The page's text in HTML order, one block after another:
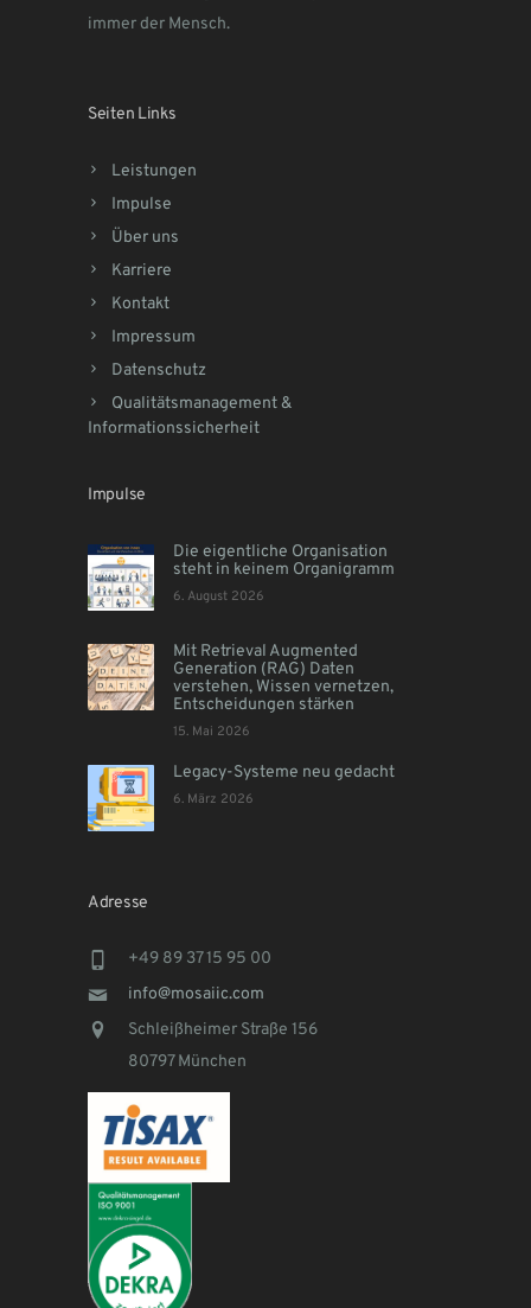
immer der Mensch.
Seiten Links
Leistungen
Impulse
Über uns
Karriere
Kontakt
Impressum
Datenschutz
Qualitätsmanagement &
Informationssicherheit
Impulse
Die eigentliche Organisation
steht in keinem Organigramm
6. August 2026
Mit Retrieval Augmented
Generation (RAG) Daten
verstehen, Wissen vernetzen,
Entscheidungen stärken
15. Mai 2026
Legacy-Systeme neu gedacht
6. März 2026
Adresse
+49 89 37 15 95 00
info@mosaiic.com
Schleißheimer Straße 156
80797 München